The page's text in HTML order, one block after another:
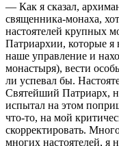
— Как я сказал,
священника-монаха,
настоятелей крупных
Патриархии, которые я
наше управление и
монастыря), вести
ли успевал бы.
Святейший Патриарх,
испытал на этом
что-то, на мой
скорректировать.
многих настоятелей, я